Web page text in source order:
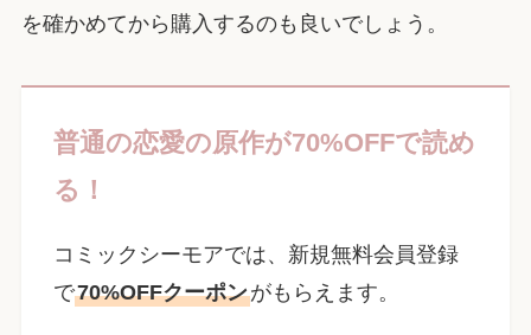
を確かめてから購入するのも良いでしょう。
普通の恋愛の原作が70%OFFで読め
る！
コミックシーモアでは、新規無料会員登録
で70%OFFクーポンがもらえます。